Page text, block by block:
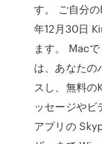
す。 ご自分
年12月30日
ます。 Mac
は、あなたの
スし、無料
ッセージやビ
アプリの